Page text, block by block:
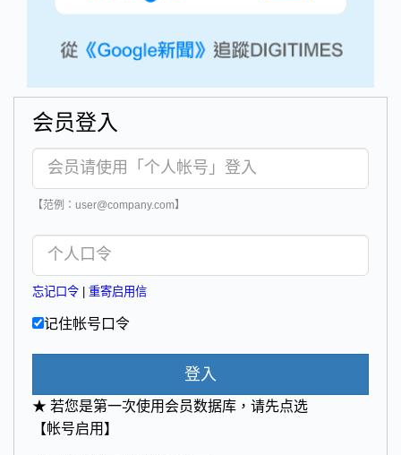
会员登入
【范例：user@company.com】
忘记口令 重寄启用信
记住帐号口令
登入
★ 若您是第一次使用会员数据库，请先点选
【帐号启用】